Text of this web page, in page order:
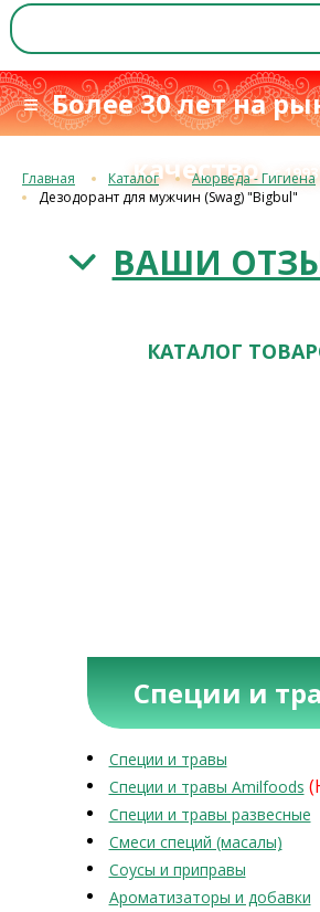
≡ Более 30 лет на
качествос 1993
Главная Каталог
Аюрведа - Гигиена
Дезодорант для мужчин (Swag) "Bigbul"
ВАШИ
КАТАЛОГ
Специи и
Специи и травы
Специи и травы Amilfoods
Специи и травы развесные
Смеси специй (масалы)
Соусы и приправы
Ароматизаторы и добавки